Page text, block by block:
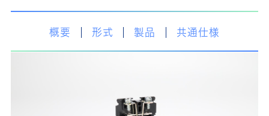
概要 形式 製品 共通仕様